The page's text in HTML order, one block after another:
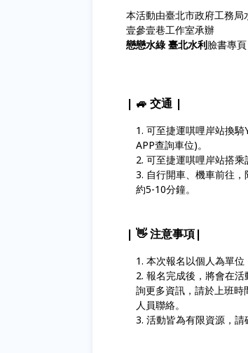
本活動由臺北市政府工務局
壹參壹巷工作室承辦
戀戀水綠 臺北水利臉書專頁
| 🚙 交通 |
可至捷運唭哩岸站換
APP查詢車位)。
可至捷運唭哩岸站搭乘
自行開車、機車前往
約5-10分鐘。
| 👋 注意事項|
本次報名以個人為單位
報名完成後，將會在
詢更多資訊，請於上班
人員聯絡。
活動皆為有限資源，請